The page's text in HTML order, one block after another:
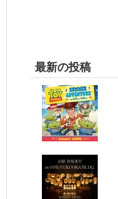
最新の投稿